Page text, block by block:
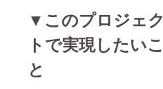
▼このプロジェク
トで実現したいこ
と